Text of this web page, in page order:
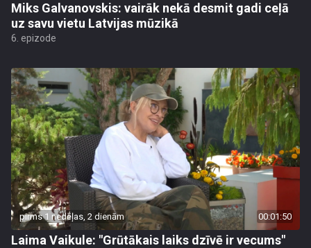
Miks Galvanovskis: vairāk nekā desmit gadi ceļā
uz savu vietu Latvijas mūzikā
6. epizode
pirms 1 nedēļas, 2 dienām 00:01:50
Laima Vaikule: "Grūtākais laiks dzīvē ir vecums"